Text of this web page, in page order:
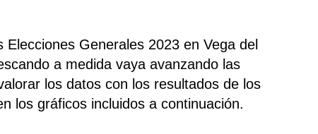
Elecciones Generales 2023 en Vega del
a medida vaya avanzando las
los datos con los resultados de los
los gráficos incluidos a continuación.